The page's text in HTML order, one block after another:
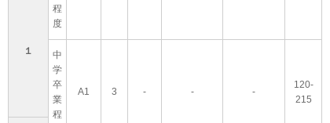
程
度
１
中
学
卒
業
程
A1 3 - - -
120-
215